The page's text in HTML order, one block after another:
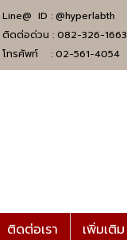
Line@ ID : @hyperlabth
ติดต่อด่วน : 082-326-1663
โทรศัพท์ : 02-561-4054
ติดต่อเรา เพิ่มเติม